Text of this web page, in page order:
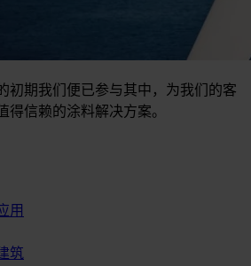
初期我们便已参与其中，为我们的客
得信赖的涂料解决方案。
用
筑